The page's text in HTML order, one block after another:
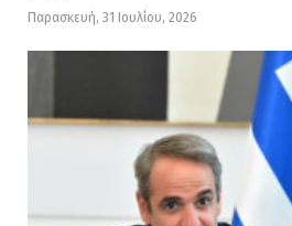
Παρασκευή, 31 Ιουλίου, 2026